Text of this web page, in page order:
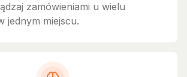
zamówieniami u wielu
jednym miejscu.